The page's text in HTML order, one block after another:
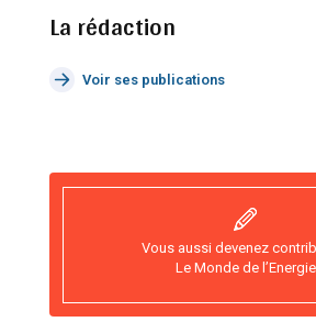
La rédaction
Voir ses publications
Vous aussi devenez
Le Monde de l’Energie